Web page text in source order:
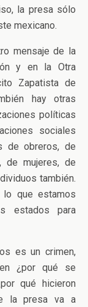
la presa sólo
mexicano.
mensaje de la
y en la Otra
Zapatista de
hay otras
políticas
sociales
de obreros, de
de mujeres, de
también.
lo que estamos
estados para
es un crimen,
¿por qué se
qué hicieron
la presa va a